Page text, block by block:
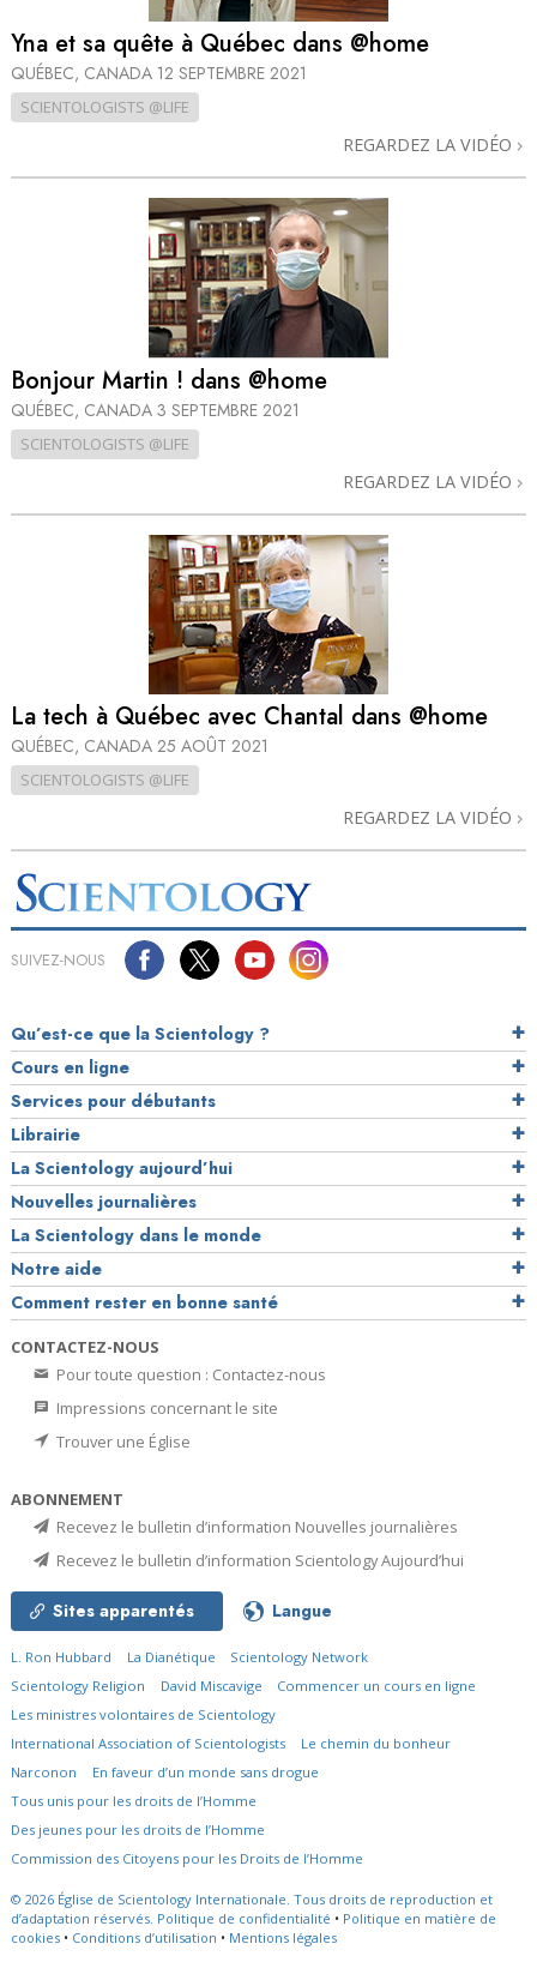
Yna et sa quête à Québec dans @home
QUÉBEC, CANADA 12 SEPTEMBRE 2021
SCIENTOLOGISTS @LIFE
REGARDEZ LA VIDÉO
Bonjour Martin ! dans @home
QUÉBEC, CANADA 3 SEPTEMBRE 2021
SCIENTOLOGISTS @LIFE
REGARDEZ LA VIDÉO
La tech à Québec avec Chantal dans @home
QUÉBEC, CANADA 25 AOÛT 2021
SCIENTOLOGISTS @LIFE
REGARDEZ LA VIDÉO
SUIVEZ-NOUS
Qu’est-ce que la Scientology ?
Cours en ligne
Services pour débutants
Librairie
La Scientology aujourd’hui
Nouvelles journalières
La Scientology dans le monde
Notre aide
Comment rester en bonne santé
CONTACTEZ-NOUS
Pour toute question : Contactez-nous
Impressions concernant le site
Trouver une Église
ABONNEMENT
Recevez le bulletin d’information Nouvelles journalières
Recevez le bulletin d’information Scientology Aujourd’hui
Sites apparentés Langue
L. Ron Hubbard La Dianétique
Scientology Network
Scientology Religion
David Miscavige
Commencer un cours en ligne
Les ministres volontaires de Scientology
International Association of Scientologists
Le chemin du bonheur
Narconon
En faveur d’un monde sans drogue
Tous unis pour les droits de l’Homme
Des jeunes pour les droits de l’Homme
Commission des Citoyens pour les Droits de l’Homme
© 2026 Église de Scientology Internationale. Tous droits de reproduction et
d’adaptation réservés. Politique de confidentialité • Politique en matière de
cookies • Conditions d’utilisation • Mentions légales